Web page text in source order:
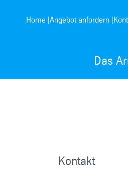
Das
Home |Angebot anfordern |
Kontakt